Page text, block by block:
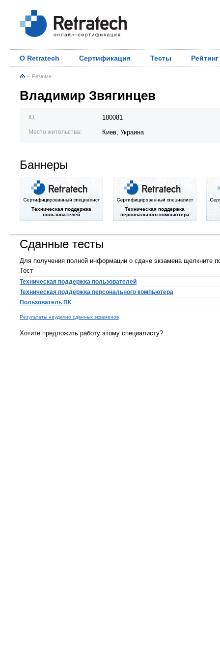
О Retratech Сертификация Тесты Рейтинг
Резюме
Владимир Звягинцев
ID: 180081
Место жительства: Киев, Украина
Баннеры
Техническая поддержка
пользователей
Техническая поддержка
персонального компьютера
Сданные тесты
Для получения полной информации о сдаче экзамена щелкните
Тест
Техническая поддержка пользователей
Техническая поддержка персонального компьютера
Пользователь ПК
Результаты неудачно сданных экзаменов
Хотите предложить работу этому специалисту?